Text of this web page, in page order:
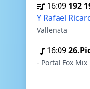
16:09 192
Y Rafael
Vallenata
16:09
- Portal Fox Mix